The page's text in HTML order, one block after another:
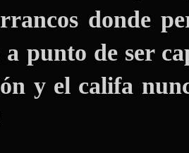
donde
punto de ser
y el califa